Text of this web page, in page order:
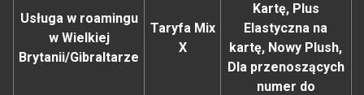
Usługa w roamingu
w Wielkiej
Brytanii/Gibraltarze
Taryfa Mix
X
Kartę, Plus
Elastyczna na
kartę, Nowy Plush,
Dla przenoszących
numer do